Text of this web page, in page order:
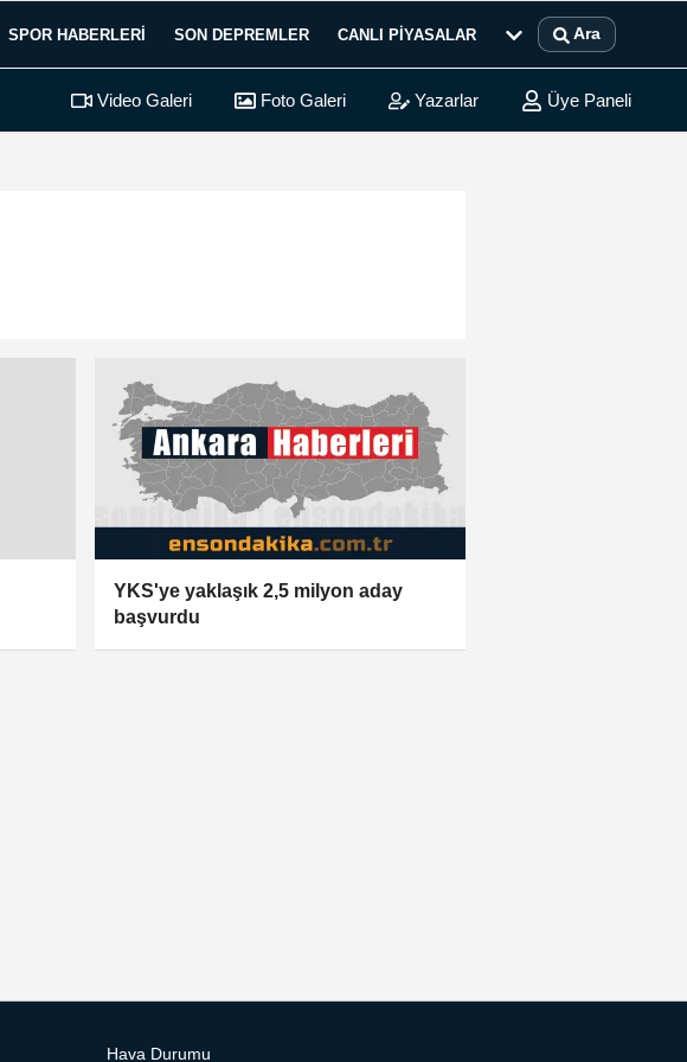
SPOR HABERLERI SON DEPREMLER CANLI PIYASALAR Ara
Video Galeri Foto Galeri Yazarlar Üye Paneli
YKS'ye yaklaşık 2,5 milyon aday
başvurdu
Hava Durumu